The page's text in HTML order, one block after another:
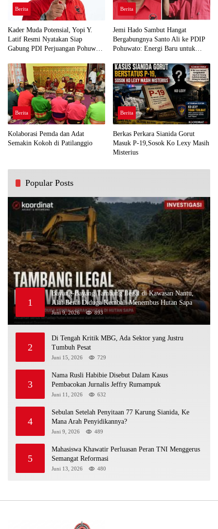
Berita
Kader Muda Potensial, Yopi Y.
Latif Resmi Nyatakan Siap
Gabung PDI Perjuangan Pohuwato
Berita
Jemi Hado Sambut Hangat
Bergabungnya Santo Ali ke PDIP
Pohuwato: Energi Baru untuk
Berita
Kolaborasi Pemda dan Adat
Semakin Kokoh di Patilanggio
Berita
Berkas Perkara Sianida Gorut
Masuk P-19,Sosok Ko Lexy Masih
Misterius
Popular Posts
1
Bayang-Bayang Tambang Ilegal di Kawasan Nantu,
Alat Berat Diduga Kembali Menembus Hutan Sapa
Juni 9, 2026 893
2
Di Tengah Kritik MBG, Ada Sektor yang Justru
Tumbuh Pesat
Juni 15, 2026 729
3
Nama Rusli Habibie Disebut Dalam Kasus
Pembacokan Jurnalis Jeffry Rumampuk
Juni 11, 2026 632
4
Sebulan Setelah Penyitaan 77 Karung Sianida, Ke
Mana Arah Penyidikannya?
Juni 9, 2026 489
5
Mahasiswa Khawatir Perluasan Peran TNI Menggerus
Semangat Reformasi
Juni 13, 2026 480